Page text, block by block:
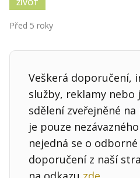
Před 5 roky
Veškerá doporučení,
služby, reklamy nebo
sdělení zveřejněné
je pouze
nejedná se o
doporučení z naší